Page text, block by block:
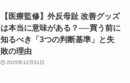
【医療監修】外反母趾 改善グッズ
は本当に意味がある？──買う前に
知るべき「3つの判断基準」と失
敗の理由
2025年12月31日